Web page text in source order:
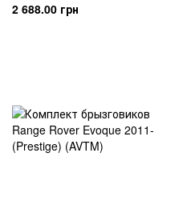
2 688.00 грн